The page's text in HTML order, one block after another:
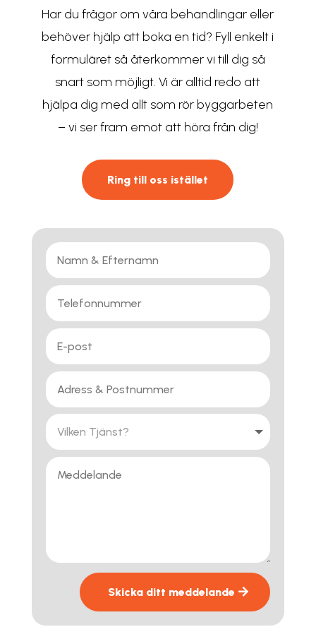
Har du frågor om våra behandlingar eller
behöver hjälp att boka en tid? Fyll enkelt i
formuläret så återkommer vi till dig så
snart som möjligt. Vi är alltid redo att
hjälpa dig med allt som rör byggarbeten
– vi ser fram emot att höra från dig!
Ring till oss istället
Skicka ditt meddelande